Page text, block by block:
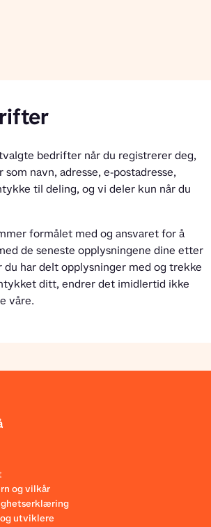
bedrifter når du registrerer deg,
navn, adresse, e-postadresse,
til deling, og vi deler kun når du
formålet med og ansvaret for å
de seneste opplysningene dine etter
har delt opplysninger med og trekke
ditt, endrer det imidlertid ikke
våre.
og vilkår
utviklere